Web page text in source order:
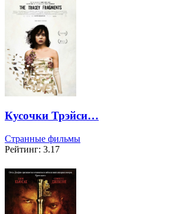
Кусочки Трэйси…
Странные фильмы
Рейтинг: 3.17